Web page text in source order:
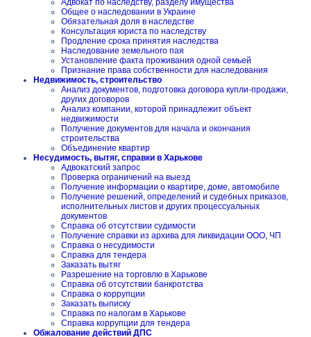
Адвокат по наследству, разделу имущества
Общее о наследовании в Украине
Обязательная доля в наследстве
Консультация юриста по наследству
Продление срока принятия наследства
Наследование земельного пая
Установление факта проживания одной семьей
Признание права собственности для наследования
Недвижимость, строительство
Анализ документов, подготовка договора купли-продажи,
других договоров
Анализ компании, которой принадлежит объект
недвижимости
Получение документов для начала и окончания
строительства
Объединение квартир
Несудимость, вытяг, справки в Харькове
Адвокатский запрос
Проверка ограничений на выезд
Получение информации о квартире, доме, автомобиле
Получение решений, определений и судебных приказов,
исполнительных листов и других процессуальных
документов
Справка об отсутствии судимости
Получение справки из архива для ликвидации ООО, ЧП
Справка о несудимости
Справка для тендера
Заказать вытяг
Разрешение на торговлю в Харькове
Справка об отсутствии банкротства
Справка о коррупции
Заказать выписку
Справка по налогам в Харькове
Справка коррупции для тендера
Обжалование действий ДПС